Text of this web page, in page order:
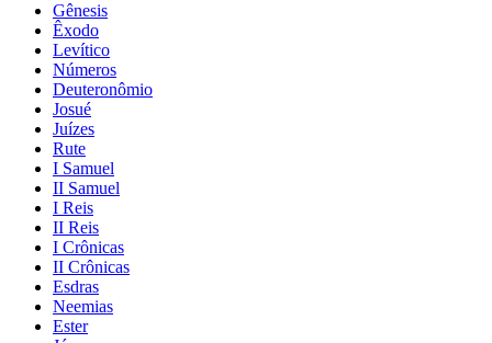
Gênesis
Êxodo
Levítico
Números
Deuteronômio
Josué
Juízes
Rute
I Samuel
II Samuel
I Reis
II Reis
I Crônicas
II Crônicas
Esdras
Neemias
Ester